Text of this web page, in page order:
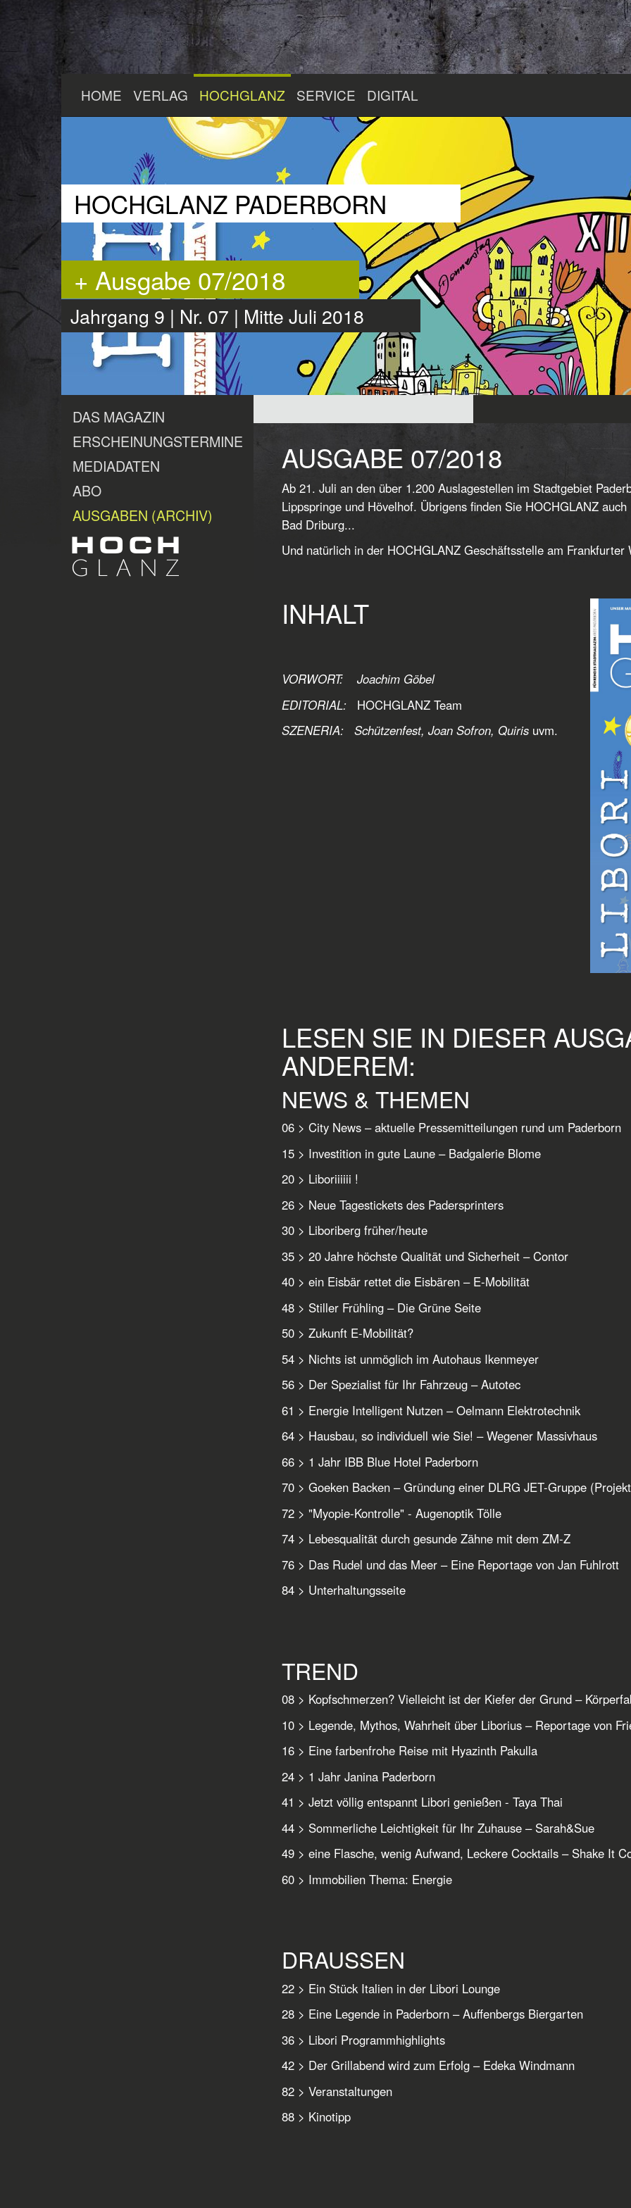
Hauptinhalt
HOME VERLAG HOCHGLANZ SERVICE DIGITAL
HOCHGLANZ PADERBORN
+ Ausgabe 07/2018
Jahrgang 9 | Nr. 07 | Mitte Juli 2018
DAS MAGAZIN
ERSCHEINUNGSTERMINE
MEDIADATEN
ABO
AUSGABEN (ARCHIV)
AUSGABE 07/2018
Ab 21. Juli an den über 1.200 Auslagestellen im Stadtgebiet
Lippspringe und Hövelhof. Übrigens finden Sie HOCHGLANZ
Bad Driburg...
Und natürlich in der HOCHGLANZ Geschäftsstelle am Frankfurter
INHALT
VORWORT: Joachim Göbel
EDITORIAL:HOCHGLANZ Team
SZENERIA: Schützenfest, Joan Sofron, Quirisuvm.
LESEN SIE IN DIESER
ANDEREM:
NEWS & THEMEN
06 > City News – aktuelle Pressemitteilungen rund um Paderborn
15 > Investition in gute Laune – Badgalerie Blome
20 > Liboriiiiii !
26 > Neue Tagestickets des Padersprinters
30 > Liboriberg früher/heute
35 > 20 Jahre höchste Qualität und Sicherheit – Contor
40 > ein Eisbär rettet die Eisbären – E-Mobilität
48 > Stiller Frühling – Die Grüne Seite
50 > Zukunft E-Mobilität?
54 > Nichts ist unmöglich im Autohaus Ikenmeyer
56 > Der Spezialist für Ihr Fahrzeug – Autotec
61 > Energie Intelligent Nutzen – Oelmann Elektrotechnik
64 > Hausbau, so individuell wie Sie! – Wegener Massivhaus
66 > 1 Jahr IBB Blue Hotel Paderborn
70 > Goeken Backen – Gründung einer DLRG JET-Gruppe
72 > "Myopie-Kontrolle" - Augenoptik Tölle
74 > Lebesqualität durch gesunde Zähne mit dem ZM-Z
76 > Das Rudel und das Meer – Eine Reportage von Jan Fuhlrott
84 > Unterhaltungsseite
TREND
08 > Kopfschmerzen? Vielleicht ist der Kiefer der Grund –
10 > Legende, Mythos, Wahrheit über Liborius – Reportage von
16 > Eine farbenfrohe Reise mit Hyazinth Pakulla
24 > 1 Jahr Janina Paderborn
41 > Jetzt völlig entspannt Libori genießen - Taya Thai
44 > Sommerliche Leichtigkeit für Ihr Zuhause – Sarah&Sue
49 > eine Flasche, wenig Aufwand, Leckere Cocktails – Shake It
60 > Immobilien Thema: Energie
DRAUSSEN
22 > Ein Stück Italien in der Libori Lounge
28 > Eine Legende in Paderborn – Auffenbergs Biergarten
36 > Libori Programmhighlights
42 > Der Grillabend wird zum Erfolg – Edeka Windmann
82 > Veranstaltungen
88 > Kinotipp